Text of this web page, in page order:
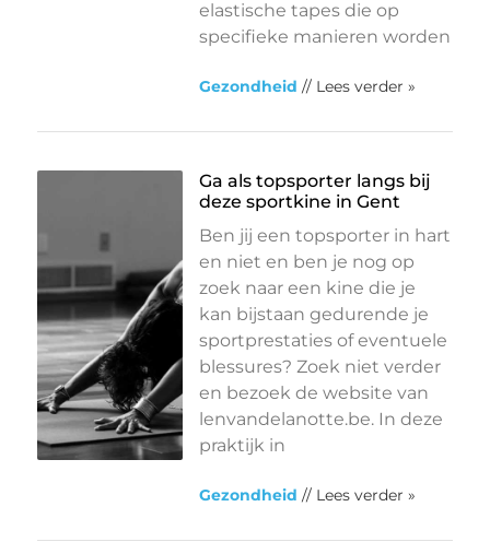
elastische tapes die op
specifieke manieren worden
Gezondheid // Lees verder »
Ga als topsporter langs bij
deze sportkine in Gent
Ben jij een topsporter in hart
en niet en ben je nog op
zoek naar een kine die je
kan bijstaan gedurende je
sportprestaties of eventuele
blessures? Zoek niet verder
en bezoek de website van
lenvandelanotte.be. In deze
praktijk in
Gezondheid // Lees verder »